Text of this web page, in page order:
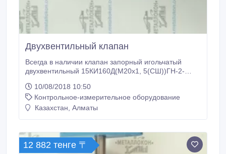
Двухвентильный клапан
Всегда в наличии клапан запорный игольчатый
двухвентильный 15КИ160Д(М20х1, 5(СШ))ГН-2-
при поступлении заявки. Отгрузка в короткие сроки.
В любой регион России и за рубеж. Безналичный
расчет. Сертифицировано..
10/08/2018 10:50
Контрольное-измерительное оборудование
Казахстан, Алматы
12 882 тенге 〒